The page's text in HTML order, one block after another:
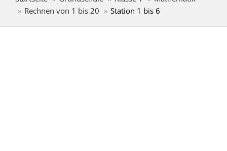
Rechnen von 1 bis 20
Station 1 bis 6